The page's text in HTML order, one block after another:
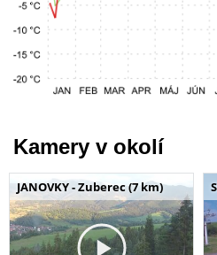
Kamery v okolí
JANOVKY - Zuberec (7 km)